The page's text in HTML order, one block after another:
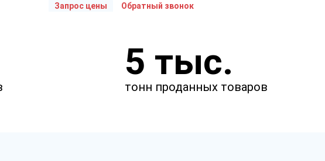
Запрос цены Обратный звонок
Укажите параметры
Чтобы мы смогли рассчитать
стоимость товаров.
5 тыс.
тонн проданных товаров